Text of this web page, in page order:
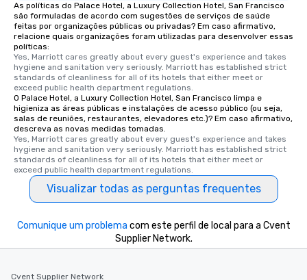
As políticas do Palace Hotel, a Luxury Collection Hotel, San Francisco
são formuladas de acordo com sugestões de serviços de saúde
feitas por organizações públicas ou privadas? Em caso afirmativo,
relacione quais organizações foram utilizadas para desenvolver essas
políticas:
Yes, Marriott cares greatly about every guest's experience and takes
hygiene and sanitation very seriously. Marriott has established strict
standards of cleanliness for all of its hotels that either meet or
exceed public health department regulations.
O Palace Hotel, a Luxury Collection Hotel, San Francisco limpa e
higieniza as áreas públicas e instalações de acesso público (ou seja,
salas de reuniões, restaurantes, elevadores etc.)? Em caso afirmativo,
descreva as novas medidas tomadas.
Yes, Marriott cares greatly about every guest's experience and takes
hygiene and sanitation very seriously. Marriott has established strict
standards of cleanliness for all of its hotels that either meet or
exceed public health department regulations.
Visualizar todas as perguntas frequentes
Comunique um problema com este perfil de local para a Cvent
Supplier Network.
Cvent Supplier Network